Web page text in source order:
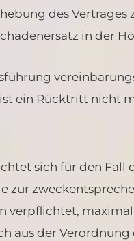
des
in der
ein Rücktritt nicht
sich für den Fall
zur
verpflichtet,
aus der